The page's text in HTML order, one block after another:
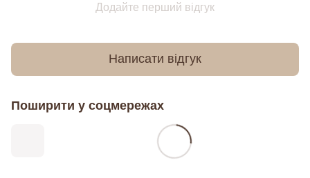
Додайте перший відгук
Написати відгук
Поширити у соцмережах